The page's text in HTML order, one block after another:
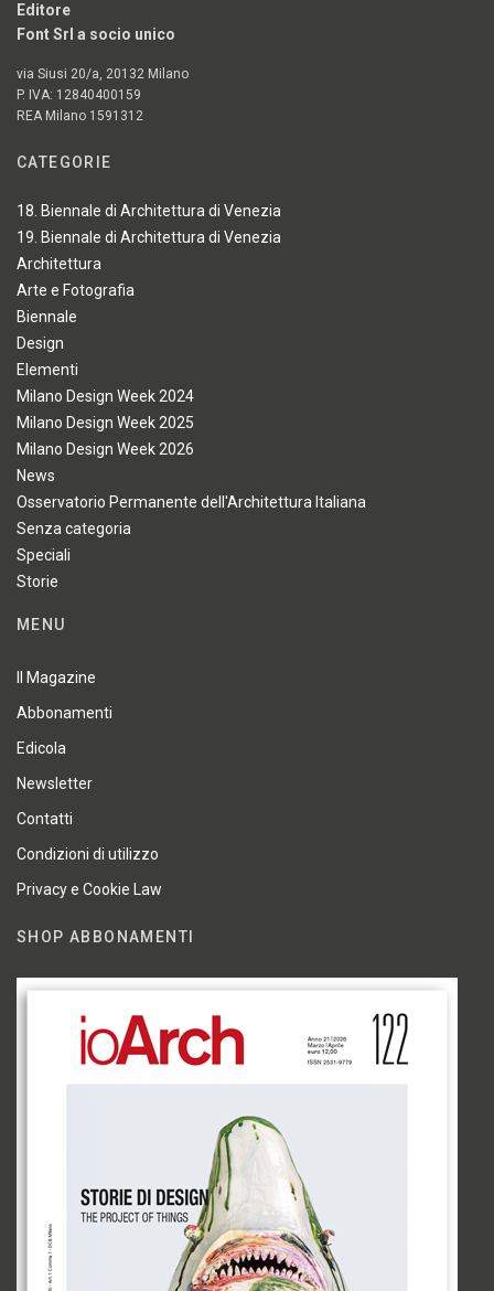
Editore
Font Srl a socio unico
via Siusi 20/a, 20132 Milano
P. IVA: 12840400159
REA Milano 1591312
CATEGORIE
18. Biennale di Architettura di Venezia
19. Biennale di Architettura di Venezia
Architettura
Arte e Fotografia
Biennale
Design
Elementi
Milano Design Week 2024
Milano Design Week 2025
Milano Design Week 2026
News
Osservatorio Permanente dell'Architettura Italiana
Senza categoria
Speciali
Storie
MENU
Il Magazine
Abbonamenti
Edicola
Newsletter
Contatti
Condizioni di utilizzo
Privacy e Cookie Law
SHOP ABBONAMENTI